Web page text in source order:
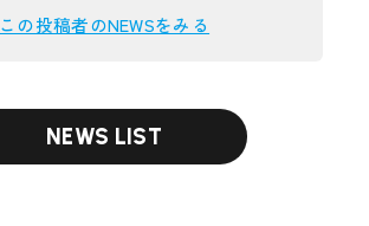
この投稿者のNEWSをみる
NEWS LIST